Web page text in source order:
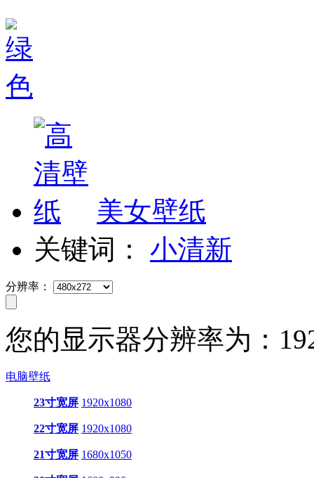
美女壁纸
关键词： 小清新
分辨率：
您的显示器分辨率为：
电脑壁纸
23寸宽屏 1920x1080
22寸宽屏 1920x1080
21寸宽屏 1680x1050